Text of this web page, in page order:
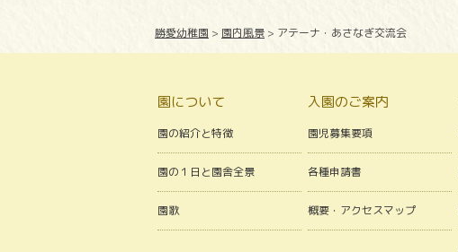
勝愛幼稚園 > 園内風景 > アテーナ・あさなぎ交流会
園について
園の紹介と特徴
園の１日と園舎全景
園歌
入園のご案内
園児募集要項
各種申請書
概要・アクセスマップ